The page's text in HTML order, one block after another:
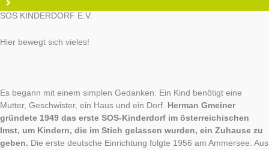
SOS KINDERDORF E.V.
Hier bewegt sich vieles!
Es begann mit einem simplen Gedanken: Ein Kind benötigt eine
Mutter, Geschwister, ein Haus und ein Dorf. Herman Gmeiner
gründete 1949 das erste SOS-Kinderdorf im österreichischen
Imst, um Kindern, die im Stich gelassen wurden, ein Zuhause zu
geben. Die erste deutsche Einrichtung folgte 1956 am Ammersee. Aus